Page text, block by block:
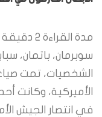
مدة القراءة 2 دقيقة
سوبرمان، باتمان،
الشخصيات، تمت
الأميركية، وكانت
في انتصار الجيش